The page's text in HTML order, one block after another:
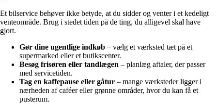
Et bilservice behøver ikke betyde, at du sidder og venter i et kedeligt
venteområde. Brug i stedet tiden på de ting, du alligevel skal have
gjort.
Gør dine ugentlige indkøb – vælg et værksted tæt på et
supermarked eller et butikscenter.
Besøg frisøren eller tandlægen – planlæg aftaler, der passer
med servicetiden.
Tag en kaffepause eller gåtur – mange værksteder ligger i
nærheden af caféer eller grønne områder, hvor du kan få et
pusterum.